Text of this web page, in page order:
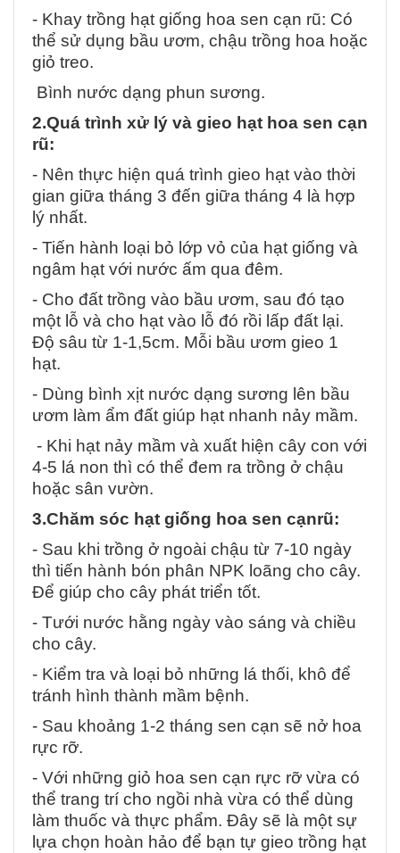
- Khay trồng hạt giống hoa sen cạn rũ: Có
thể sử dụng bầu ươm, chậu trồng hoa hoặc
giỏ treo.
Bình nước dạng phun sương.
2.Quá trình xử lý và gieo hạt hoa sen cạn
rũ:
- Nên thực hiện quá trình gieo hạt vào thời
gian giữa tháng 3 đến giữa tháng 4 là hợp
lý nhất.
- Tiến hành loại bỏ lớp vỏ của hạt giống và
ngâm hạt với nước ấm qua đêm.
- Cho đất trồng vào bầu ươm, sau đó tạo
một lỗ và cho hạt vào lỗ đó rồi lấp đất lại.
Độ sâu từ 1-1,5cm. Mỗi bầu ươm gieo 1
hạt.
- Dùng bình xịt nước dạng sương lên bầu
ươm làm ẩm đất giúp hạt nhanh nảy mầm.
- Khi hạt nảy mầm và xuất hiện cây con với
4-5 lá non thì có thể đem ra trồng ở chậu
hoặc sân vườn.
3.Chăm sóc hạt giống hoa sen cạnrũ:
- Sau khi trồng ở ngoài chậu từ 7-10 ngày
thì tiến hành bón phân NPK loãng cho cây.
Để giúp cho cây phát triển tốt.
- Tưới nước hằng ngày vào sáng và chiều
cho cây.
- Kiểm tra và loại bỏ những lá thối, khô để
tránh hình thành mầm bệnh.
- Sau khoảng 1-2 tháng sen cạn sẽ nở hoa
rực rỡ.
- Với những giỏ hoa sen cạn rực rỡ vừa có
thể trang trí cho ngồi nhà vừa có thể dùng
làm thuốc và thực phẩm. Đây sẽ là một sự
lựa chọn hoàn hảo để bạn tự gieo trồng hạt